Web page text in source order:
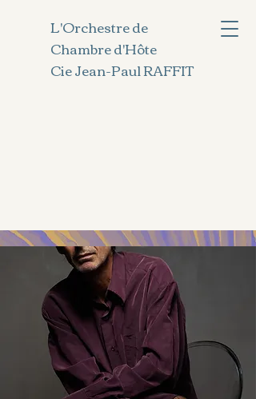
L'Orchestre de
Chambre d'Hôte
Cie Jean-Paul RAFFIT